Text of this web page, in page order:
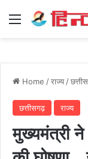
Menu
Home /राज्य /
छत्तीसगढ़ राज्य
मुख्यमंत्री ने